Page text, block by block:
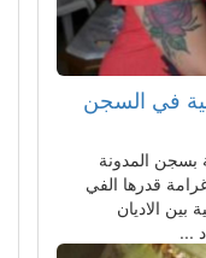
في السجن
بسجن المدونة
قدرها الفي
بين الاديان
...